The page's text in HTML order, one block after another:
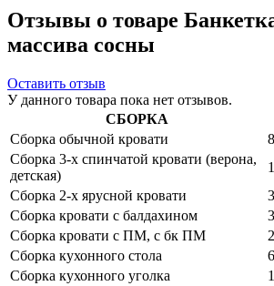
Отзывы о товаре
массива сосны
Оставить отзыв
У данного товара пока нет отзывов.
СБОРКА
Сборка обычной кровати
Сборка 3-х спинчатой кровати (верона,
детская)
Сборка 2-х ярусной кровати
Сборка кровати с балдахином
Сборка кровати с ПМ, с бк ПМ
Сборка кухонного стола
Сборка кухонного уголка